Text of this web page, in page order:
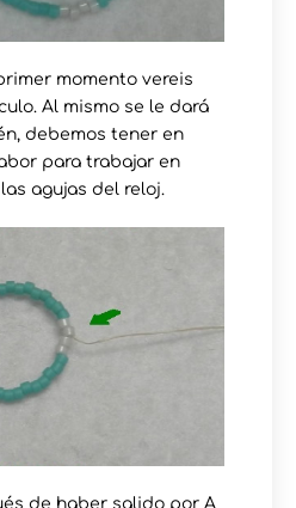
momento vereis
Al mismo se le dará
debemos tener en
para trabajar en
agujas del reloj.
de haber salido por A